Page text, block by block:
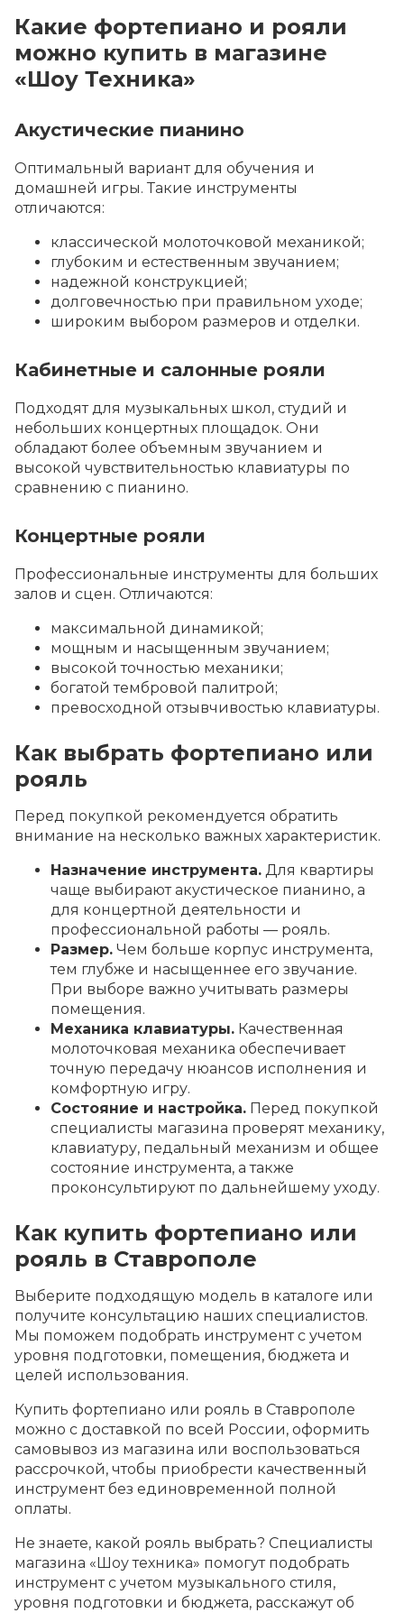
Какие фортепиано и рояли
можно купить в магазине
«Шоу Техника»
Акустические пианино
Оптимальный вариант для обучения и
домашней игры. Такие инструменты
отличаются:
классической молоточковой механикой;
глубоким и естественным звучанием;
надежной конструкцией;
долговечностью при правильном уходе;
широким выбором размеров и отделки.
Кабинетные и салонные рояли
Подходят для музыкальных школ, студий и
небольших концертных площадок. Они
обладают более объемным звучанием и
высокой чувствительностью клавиатуры по
сравнению с пианино.
Концертные рояли
Профессиональные инструменты для больших
залов и сцен. Отличаются:
максимальной динамикой;
мощным и насыщенным звучанием;
высокой точностью механики;
богатой тембровой палитрой;
превосходной отзывчивостью клавиатуры.
Как выбрать фортепиано или
рояль
Перед покупкой рекомендуется обратить
внимание на несколько важных характеристик.
Назначение инструмента. Для квартиры
чаще выбирают акустическое пианино, а
для концертной деятельности и
профессиональной работы — рояль.
Размер. Чем больше корпус инструмента,
тем глубже и насыщеннее его звучание.
При выборе важно учитывать размеры
помещения.
Механика клавиатуры. Качественная
молоточковая механика обеспечивает
точную передачу нюансов исполнения и
комфортную игру.
Состояние и настройка. Перед покупкой
специалисты магазина проверят механику,
клавиатуру, педальный механизм и общее
состояние инструмента, а также
проконсультируют по дальнейшему уходу.
Как купить фортепиано или
рояль в Ставрополе
Выберите подходящую модель в каталоге или
получите консультацию наших специалистов.
Мы поможем подобрать инструмент с учетом
уровня подготовки, помещения, бюджета и
целей использования.
Купить фортепиано или рояль в Ставрополе
можно с доставкой по всей России, оформить
самовывоз из магазина или воспользоваться
рассрочкой, чтобы приобрести качественный
инструмент без единовременной полной
оплаты.
Не знаете, какой рояль выбрать? Специалисты
магазина «Шоу техника» помогут подобрать
инструмент с учетом музыкального стиля,
уровня подготовки и бюджета, расскажут об